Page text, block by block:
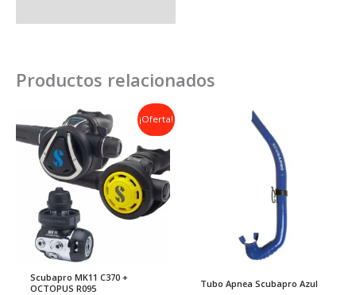
Productos relacionados
¡Oferta!
Scubapro MK11 C370 +
OCTOPUS R095
El
precio
original
era:
600,00€.
El
precio
actual
es:
475,00€.
Tubo Apnea Scubapro Azul